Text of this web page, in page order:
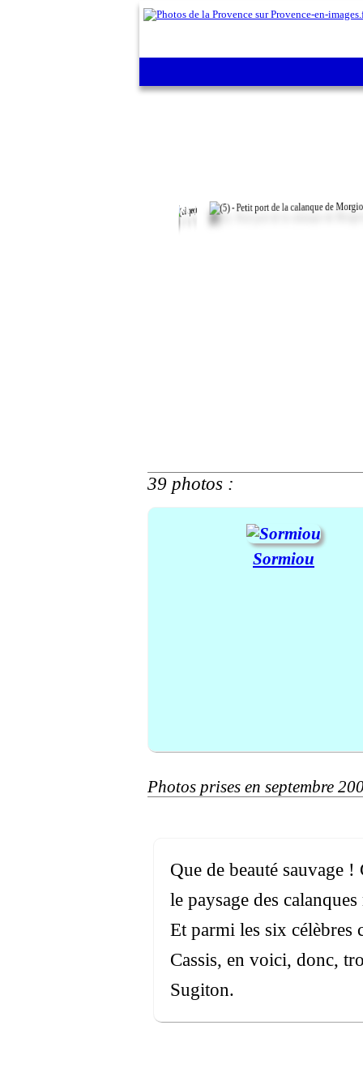
39 photos :
Sormiou
Photos prises en septembre
Que de beauté sauvage
le paysage des
Et parmi les six célèbres
Cassis, en voici, donc,
Sugiton.